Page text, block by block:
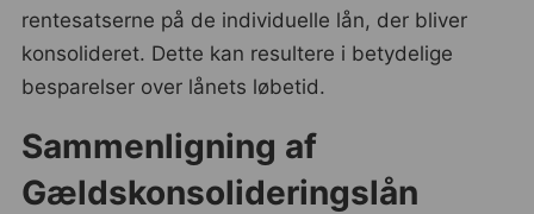
rentesatserne på de individuelle lån, der bliver
konsolideret. Dette kan resultere i betydelige
besparelser over lånets løbetid.
Sammenligning af
Gældskonsolideringslån